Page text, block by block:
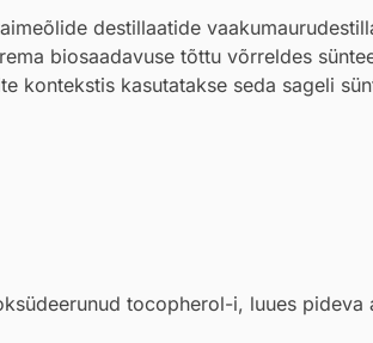
destillaatide
biosaadavuse tõttu võrreldes
kontekstis kasutatakse seda sageli
tocopherol-i, luues pideva